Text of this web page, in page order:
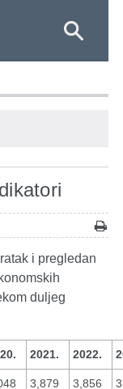
i pregledan
duljeg
2021. 2022.
3,879 3,856